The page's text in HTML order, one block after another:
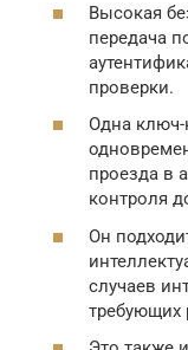
Высокая
передача
проверки.
Одна ключ-
проезда в
контроля
Он
случаев
требующих